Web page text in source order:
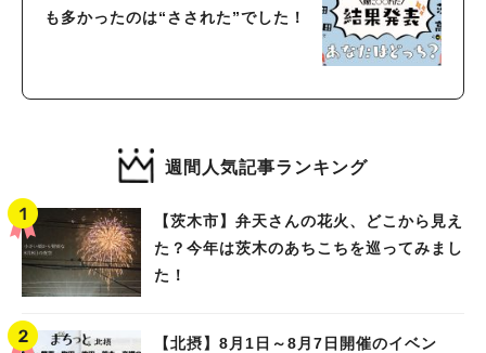
も多かったのは“さされた”でした！
週間人気記事ランキング
【茨木市】弁天さんの花火、どこから見え
た？今年は茨木のあちこちを巡ってみまし
た！
【北摂】8月1日～8月7日開催のイベン